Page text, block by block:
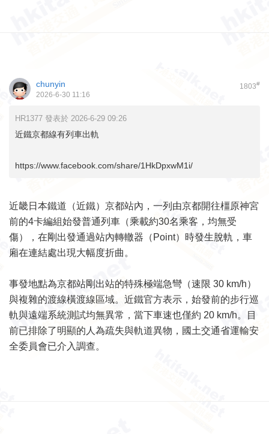
1803#
chunyin
2026-6-30 11:16
HR1377 發表於 2026-6-29 09:26
近鐵京都線有列車出軌
https://www.facebook.com/share/1HkDpxwM1i/
近畿日本鐵道（近鐵）京都站內，一列由京都開往橿原神宮
前的4卡編組始發普通列車（乘載約30名乘客，均無受
傷），在剛出發通過站內轉轍器（Point）時發生脫軌，車
廂在連結處出現大幅度折曲。
事發地點為京都站剛出站的特殊極端急彎（速限 30 km/h）
與複雜的渡線橫渡線區域。近鐵官方表示，始發前的步行巡
軌與遠端系統測試均無異常，當下車速也僅約 20 km/h。目
前已排除了明顯的人為疏失與軌道異物，國土交通省運輸安
全委員會已介入調查。